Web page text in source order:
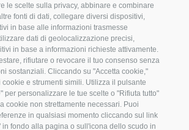
le scelte sulla privacy, abbinare e combinare
fonti di dati, collegare diversi dispositivi,
in base alle informazioni trasmesse
dati di geolocalizzazione precisi,
in base a informazioni richieste attivamente.
rifiutare o revocare il tuo consenso senza
sostanziali. Cliccando su "Accetta cookie,"
e strumenti simili. Utilizza il pulsante
per personalizzare le tue scelte o "Rifiuta tutto"
cookie non strettamente necessari. Puoi
in qualsiasi momento cliccando sul link
in fondo alla pagina o sull'icona dello scudo in
d’acquisto
Ambientale